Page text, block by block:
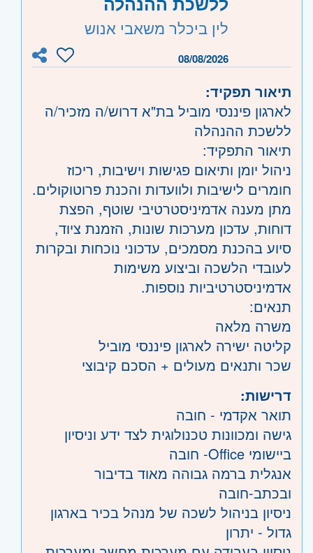
לין ביכלר משאבי אנוש
08/08/2026
תיאור תפקיד:
לארגון פיננסי מוביל בת"א דרוש/ה מזכיר/ה
ללשכת ההנהלה
תיאור התפקיד:
ניהול יומן ותיאום פגישות וישיבות, ריכוז
חומרים לישיבות ולוועדות והכנת פרוטוקולים.
מתן מענה אדמיניסטרטיבי שוטף, הפצת
דוחות, עדכון מערכות שונות, הזמנת ציוד,
סיוע בהכנת מסמכים, עדכוני נוכחות ובקרות
לעובדי הלשכה וביצוע משימות
אדמיניסטרטיביות נוספות.
תנאים:
משרה מלאה
קליטה ישירה לארגון פיננסי מוביל
שכר ותנאים מעולים + הסכם קיבוצי
דרישות:
תואר אקדמי - חובה
גישה ומכוונות טכנולוגית לצד ידע וניסיון
ביישומי Office- חובה
אנגלית ברמה גבוהה מאוד בדיבור
ובכתב-חובה
ניסיון בניהול לשכה של מנהל בכיר בארגון
גדול - יתרון